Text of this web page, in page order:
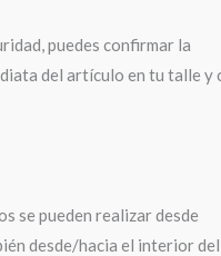
puedes confirmar la
del artículo en tu talle y
se pueden realizar desde
desde/hacia el interior del